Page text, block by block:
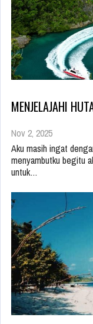
MENJELAJAHI
Nov 2, 2025
Aku masih ingat
menyambutku begitu
untuk…